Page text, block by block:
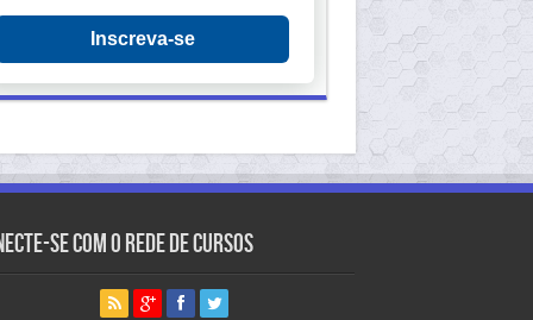
Inscreva-se
se com o Rede de Cursos